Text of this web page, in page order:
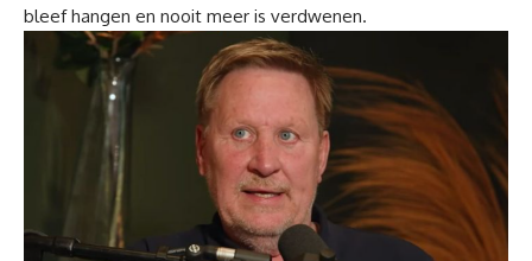
bleef hangen en nooit meer is verdwenen.